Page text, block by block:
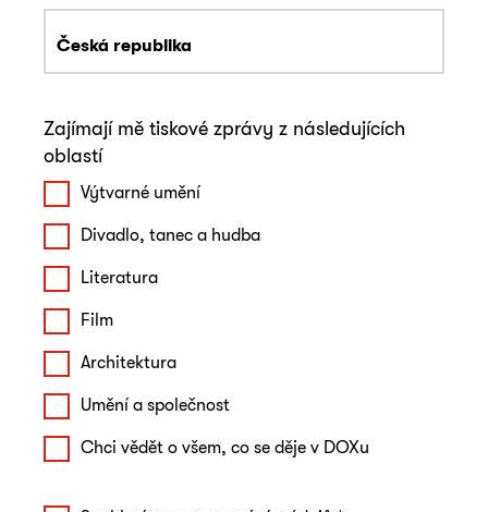
Zajímají mě tiskové zprávy z následujících
oblastí
Výtvarné umění
Divadlo, tanec a hudba
Literatura
Film
Architektura
Umění a společnost
Chci vědět o všem, co se děje v DOXu